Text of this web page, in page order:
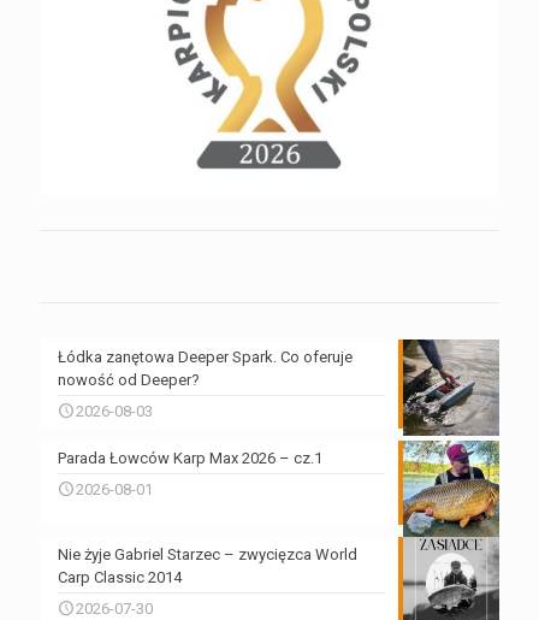
Łódka zanętowa Deeper Spark. Co oferuje
nowość od Deeper?
2026-08-03
Parada Łowców Karp Max 2026 – cz.1
2026-08-01
Nie żyje Gabriel Starzec – zwycięzca World
Carp Classic 2014
2026-07-30